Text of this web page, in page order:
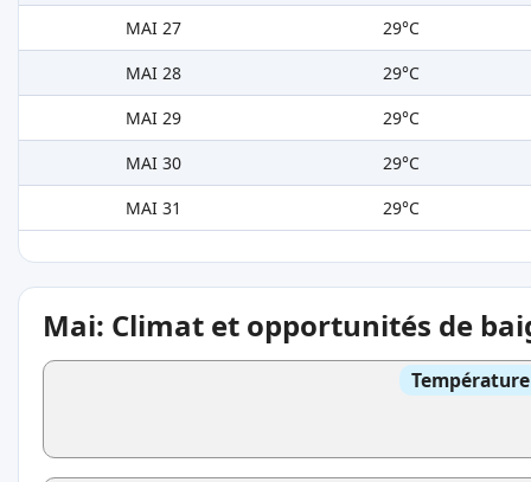
MAI 27
29°C
MAI 28
29°C
MAI 29
29°C
MAI 30
29°C
MAI 31
29°C
Mai: Climat et opportunités de